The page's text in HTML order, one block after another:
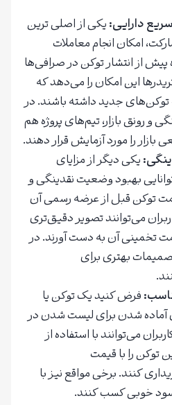
دارایی:یکی از اصلی ترین
امکان انجام معاملات
از انتشار توکن در صرافی‌ها
این امکان را می‌دهد که
جدید داشته باشند. در
و رونق بازار، تیم‌های پروژه هم
بازار را مورد آزمایش قرار دهند.
یکی دیگر از مزایای
بهبود وضعیت نقدینگی و
توکن قبل از عرضه رسمی آن
می‌توانند تصویر دقیق‌تری
تخمینی آن به دست آورند. در
بهتری برای
فرض کنید یک توکن یا
آماده شدن برای لیست شدن در
می‌توانند با استفاده از
توکن را با قیمت
کنند. برخی مواقع نیز با
سود خوبی کسب کنند.